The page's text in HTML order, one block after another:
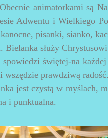
animatorkami są
Adwentu i Wielkiego
pisanki, sianko,
Bielanka służy
spowiedzi świętej-na
wszędzie prawdziwą
jest czystą w myślach,
i punktualna.